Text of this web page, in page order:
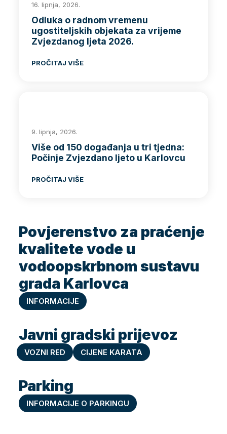
16. lipnja, 2026.
Odluka o radnom vremenu
ugostiteljskih objekata za vrijeme
Zvjezdanog ljeta 2026.
PROČITAJ VIŠE
9. lipnja, 2026.
Više od 150 događanja u tri tjedna:
Počinje Zvjezdano ljeto u Karlovcu
PROČITAJ VIŠE
Povjerenstvo za praćenje
kvalitete vode u
vodoopskrbnom sustavu
grada Karlovca
INFORMACIJE
Javni gradski prijevoz
VOZNI RED CIJENE KARATA
Parking
INFORMACIJE O PARKINGU